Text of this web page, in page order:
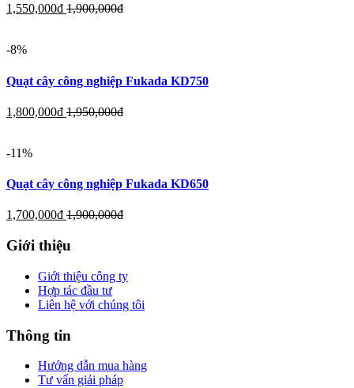
1,550,000đ 1,900,000đ
-8%
Quạt cây công nghiệp Fukada KD750
1,800,000đ 1,950,000đ
-11%
Quạt cây công nghiệp Fukada KD650
1,700,000đ 1,900,000đ
Giới thiệu
Giới thiệu công ty
Hợp tác đầu tư
Liên hệ với chúng tôi
Thông tin
Hướng dẫn mua hàng
Tư vấn giải pháp